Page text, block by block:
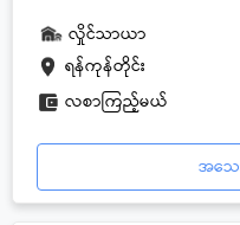
ရန်ကုန်တိုင်း
လှိုင်သာယာ
လစာကြည့်မယ်
အသေ